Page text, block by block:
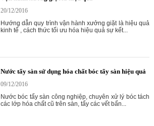
20/12/2016
Hướng dẫn quy trình vận hành xưởng giặt là hiệu quả
kinh tế , cách thức tối ưu hóa hiệu quả sự kết...
Nước tẩy sàn sử dụng hóa chất bóc tẩy sàn hiệu quả
09/12/2016
Nước bóc tẩy sàn công nghiệp, chuyên xử lý bóc tách
các lớp hóa chất cũ trên sàn, tẩy các vết bẩn...